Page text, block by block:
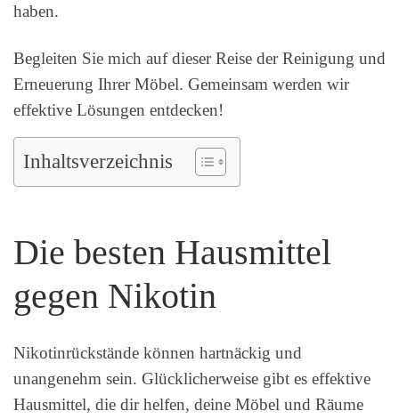
haben.
Begleiten Sie mich auf dieser Reise der Reinigung und
Erneuerung Ihrer Möbel. Gemeinsam werden wir
effektive Lösungen entdecken!
Inhaltsverzeichnis
Die besten Hausmittel
gegen Nikotin
Nikotinrückstände können hartnäckig und
unangenehm sein. Glücklicherweise gibt es effektive
Hausmittel, die dir helfen, deine Möbel und Räume